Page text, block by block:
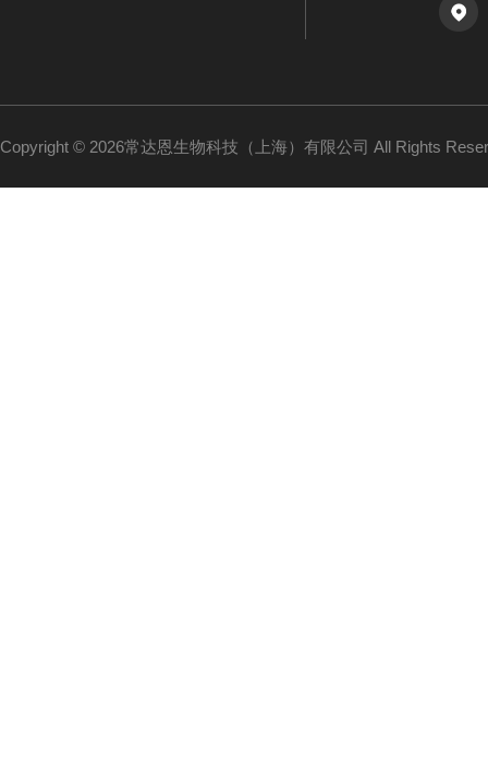
Copyright © 2026常达恩生物科技（上海）有限公司 All Rights